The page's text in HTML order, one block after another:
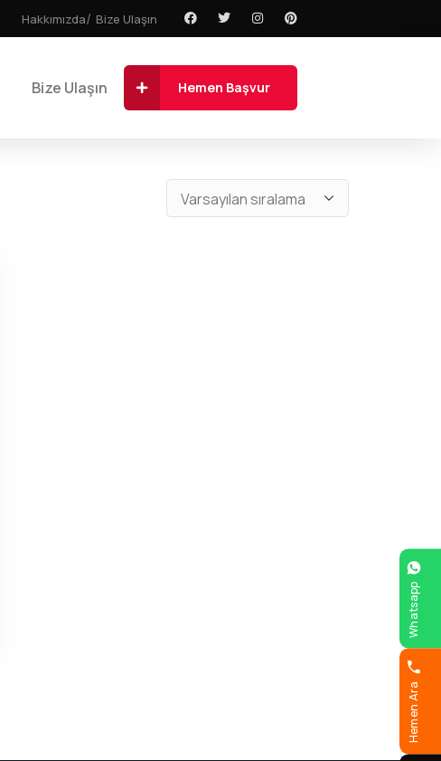
Hakkımızda Bize Ulaşın
Bize Ulaşın Hemen Başvur
Whatsapp
Hemen Ara